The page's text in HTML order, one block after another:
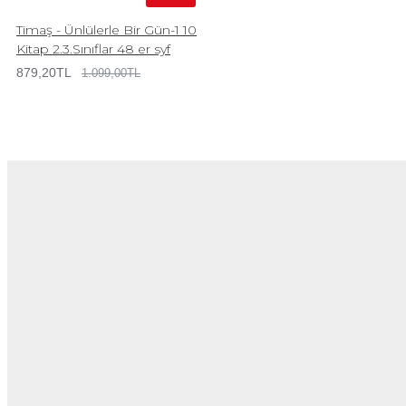
Timaş - Ünlülerle Bir Gün-1 10
Kitap 2.3.Sınıflar 48 er syf
879,20TL 1.099,00TL